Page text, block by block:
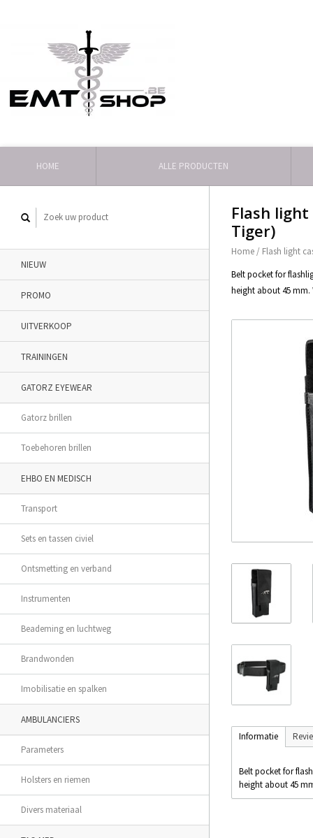
HOME ALLE PRODUCTEN
NIEUW
PROMO
UITVERKOOP
TRAININGEN
GATORZ EYEWEAR
Gatorz brillen
Toebehoren brillen
EHBO EN MEDISCH
Transport
Sets en tassen civiel
Ontsmetting en verband
Instrumenten
Beademing en luchtweg
Brandwonden
Imobilisatie en spalken
AMBULANCIERS
Parameters
Holsters en riemen
Divers materiaal
Flash
Tiger)
Home / Flash light
Belt pocket for
height about 45 mm.
Informatie
Belt pocket for
height about 45